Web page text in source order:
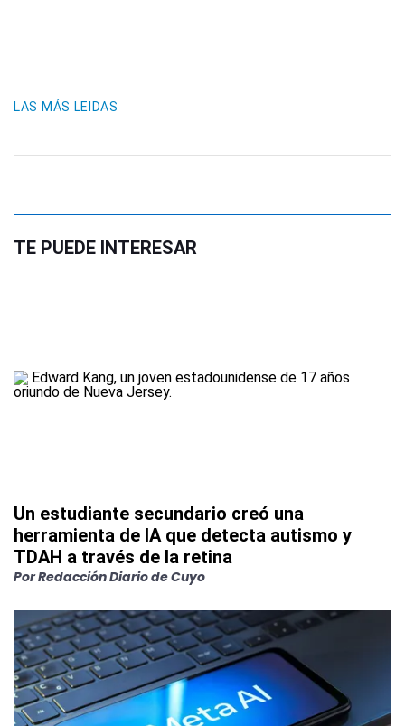
LAS MÁS LEIDAS
TE PUEDE INTERESAR
Un estudiante secundario creó una
herramienta de IA que detecta autismo y
TDAH a través de la retina
PorRedacción Diario de Cuyo